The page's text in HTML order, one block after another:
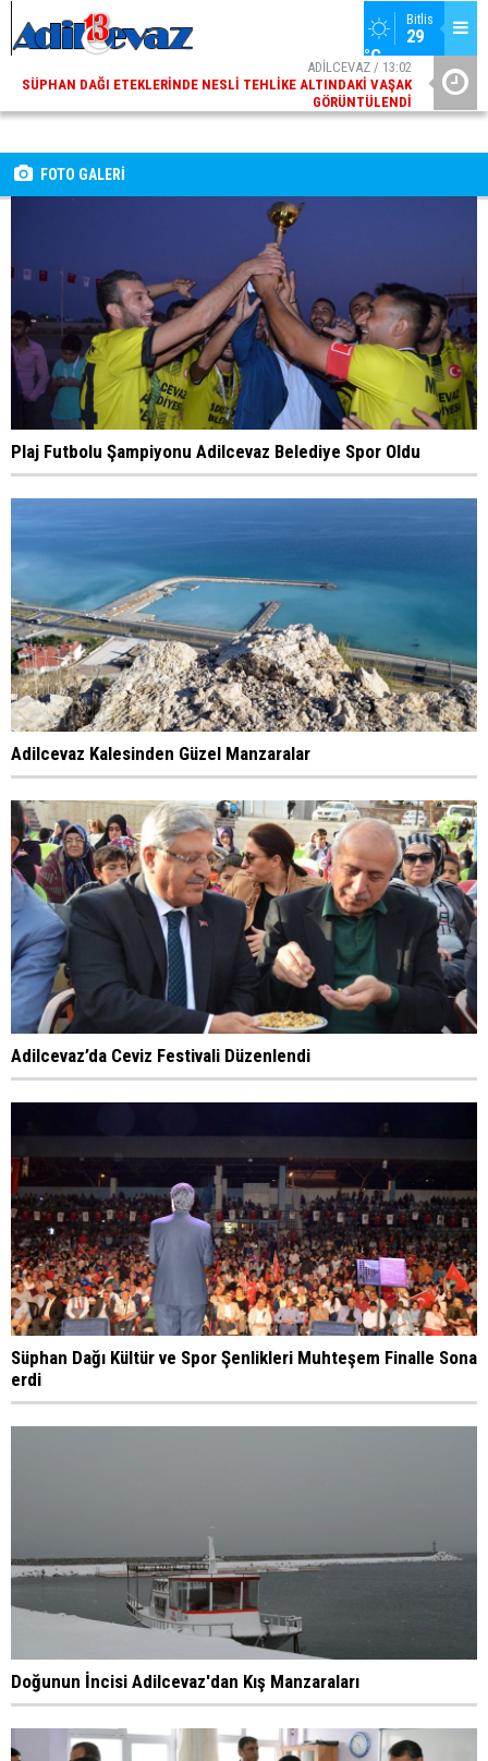
Bitlis
29
°C
ADİLCEVAZ / 13:02
SÜPHAN DAĞI ETEKLERINDE NESLI TEHLIKE ALTINDAKI VAŞAK
GÖRÜNTÜLENDI
ADİLCEVAZ / 09:10
FOTO GALERİ
Plaj Futbolu Şampiyonu Adilcevaz Belediye Spor Oldu
Adilcevaz Kalesinden Güzel Manzaralar
Adilcevaz’da Ceviz Festivali Düzenlendi
Süphan Dağı Kültür ve Spor Şenlikleri Muhteşem Finalle Sona
erdi
Doğunun İncisi Adilcevaz'dan Kış Manzaraları